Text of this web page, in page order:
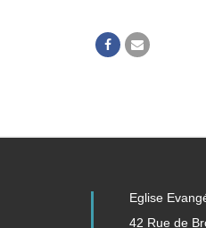
Eglise
42 Rue de